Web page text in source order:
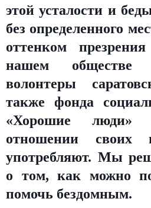
этой усталости и
без определенного
оттенком
нашем
волонтеры
также фонда
«Хорошие
отношении своих
употребляют. Мы
о том, как можно
помочь бездомным.